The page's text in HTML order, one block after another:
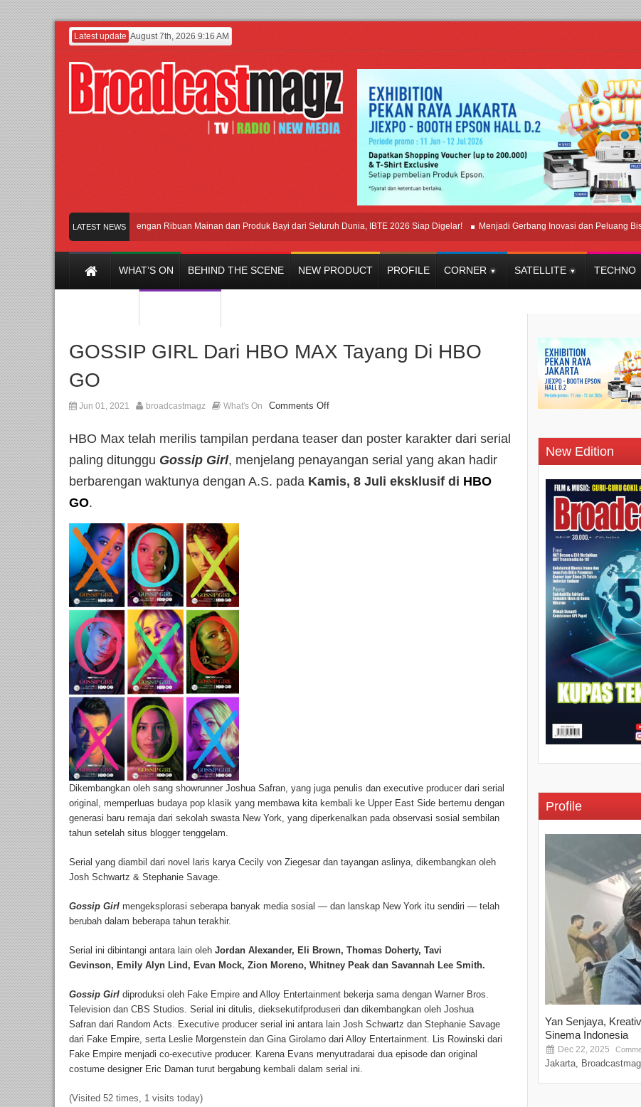
Latest update August 7th, 2026 9:16 AM
LATEST NEWS
Meramaikan Jakarta dengan Ribuan Mainan dan Produk Bayi dari Seluruh Dunia, IBTE 2026 Siap Digelar! Menjadi Gerbang Inovasi dan Peluang Bisnis
WHAT’S ON BEHIND THE SCENE NEW PRODUCT PROFILE CORNER SATELLITE TECHNO
GOSSIP GIRL Dari HBO MAX Tayang Di HBO
GO
Jun 01, 2021 broadcastmagz What's On Comments Off
HBO Max telah merilis tampilan perdana teaser dan poster karakter dari serial
paling ditunggu Gossip Girl, menjelang penayangan serial yang akan hadir
berbarengan waktunya dengan A.S. pada Kamis, 8 Juli eksklusif di HBO
GO.
Dikembangkan oleh sang showrunner Joshua Safran, yang juga penulis dan executive producer dari serial
original, memperluas budaya pop klasik yang membawa kita kembali ke Upper East Side bertemu dengan
generasi baru remaja dari sekolah swasta New York, yang diperkenalkan pada observasi sosial sembilan
tahun setelah situs blogger tenggelam.
Serial yang diambil dari novel laris karya Cecily von Ziegesar dan tayangan aslinya, dikembangkan oleh
Josh Schwartz & Stephanie Savage.
Gossip Girl mengeksplorasi seberapa banyak media sosial — dan lanskap New York itu sendiri — telah
berubah dalam beberapa tahun terakhir.
Serial ini dibintangi antara lain oleh Jordan Alexander, Eli Brown, Thomas Doherty, Tavi
Gevinson, Emily Alyn Lind, Evan Mock, Zion Moreno, Whitney Peak dan Savannah Lee Smith.
Gossip Girl diproduksi oleh Fake Empire and Alloy Entertainment bekerja sama dengan Warner Bros.
Television dan CBS Studios. Serial ini ditulis, dieksekutifproduseri dan dikembangkan oleh Joshua
Safran dari Random Acts. Executive producer serial ini antara lain Josh Schwartz dan Stephanie Savage
dari Fake Empire, serta Leslie Morgenstein dan Gina Girolamo dari Alloy Entertainment. Lis Rowinski dari
Fake Empire menjadi co-executive producer. Karena Evans menyutradarai dua episode dan original
costume designer Eric Daman turut bergabung kembali dalam serial ini.
(Visited 52 times, 1 visits today)
New Edition
Profile
Yan Senjaya,
Sinema Indonesia
Dec 22, 2025
Jakarta,